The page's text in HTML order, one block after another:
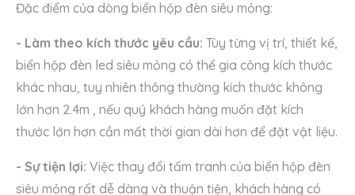
Đặc điểm của dòng biển hộp đèn siêu mỏng:
- Làm theo kích thước yêu cầu: Tùy từng vị trí, thiết kế,
biển hộp đèn led siêu mỏng có thể gia công kích thước
khác nhau, tuy nhiên thông thường kích thước không
lớn hơn 2.4m , nếu quý khách hàng muốn đặt kích
thước lớn hơn cần mất thời gian dài hơn để đặt vật liệu.
- Sự tiện lợi: Việc thay đổi tấm tranh của biển hộp đèn
siêu mỏng rất dễ dàng và thuận tiện, khách hàng có